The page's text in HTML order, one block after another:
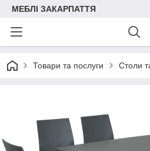
МЕБЛІ ЗАКАРПАТТЯ
Товари та послуги Столи